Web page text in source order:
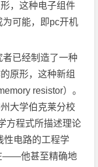
，这种电子组件
可能，即pc开机
已经制造了一种
原形，这种新组
resistor）。
大学伯克莱分校
方程式所描述理论
性电路的工程学
——他甚至精确地